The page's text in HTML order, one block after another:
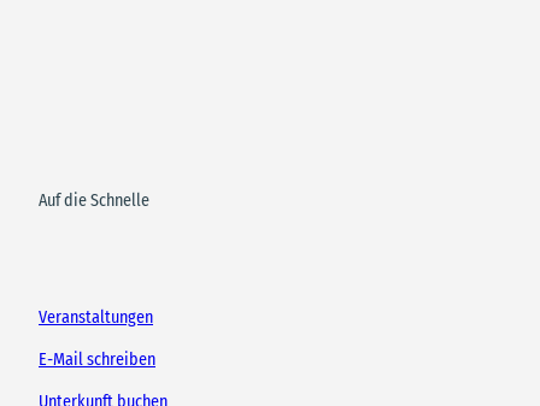
Auf die Schnelle
Veranstaltungen
E-Mail schreiben